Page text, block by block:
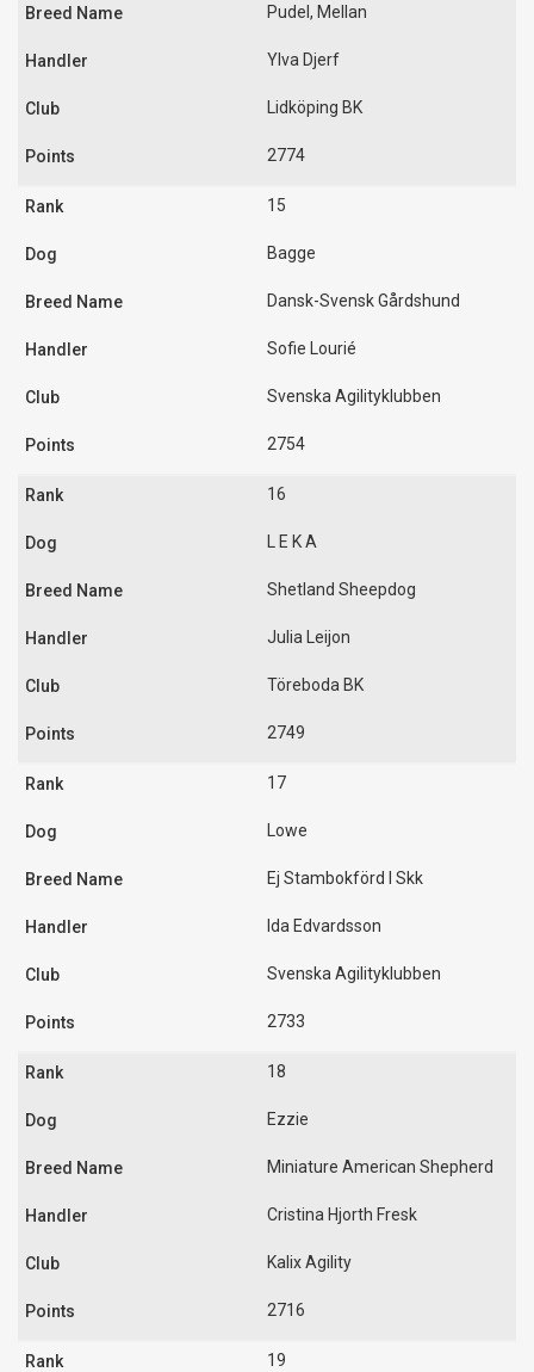
Pudel, Mellan
Ylva Djerf
Lidköping BK
2774
15
Bagge
Dansk-Svensk Gårdshund
Sofie Lourié
Svenska Agilityklubben
2754
16
L E K A
Shetland Sheepdog
Julia Leijon
Töreboda BK
2749
17
Lowe
Ej Stambokförd I Skk
Ida Edvardsson
Svenska Agilityklubben
2733
18
Ezzie
Miniature American Shepherd
Cristina Hjorth Fresk
Kalix Agility
2716
19